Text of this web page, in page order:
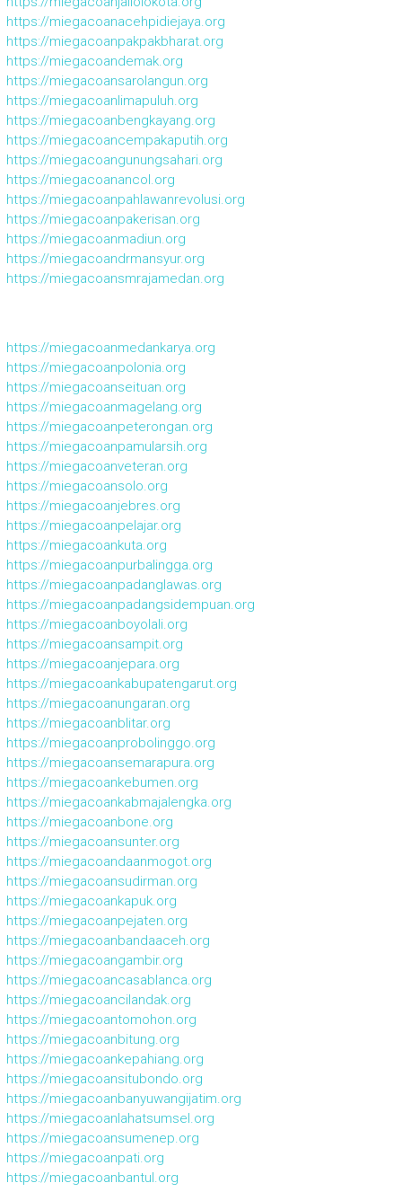
https://miegacoanacehpidiejaya.org
https://miegacoanpakpakbharat.org
https://miegacoandemak.org
https://miegacoansarolangun.org
https://miegacoanlimapuluh.org
https://miegacoanbengkayang.org
https://miegacoancempakaputih.org
https://miegacoangunungsahari.org
https://miegacoanancol.org
https://miegacoanpahlawanrevolusi.org
https://miegacoanpakerisan.org
https://miegacoanmadiun.org
https://miegacoandrmansyur.org
https://miegacoansmrajamedan.org
https://miegacoanmedankarya.org
https://miegacoanpolonia.org
https://miegacoanseituan.org
https://miegacoanmagelang.org
https://miegacoanpeterongan.org
https://miegacoanpamularsih.org
https://miegacoanveteran.org
https://miegacoansolo.org
https://miegacoanjebres.org
https://miegacoanpelajar.org
https://miegacoankuta.org
https://miegacoanpurbalingga.org
https://miegacoanpadanglawas.org
https://miegacoanpadangsidempuan.org
https://miegacoanboyolali.org
https://miegacoansampit.org
https://miegacoanjepara.org
https://miegacoankabupatengarut.org
https://miegacoanungaran.org
https://miegacoanblitar.org
https://miegacoanprobolinggo.org
https://miegacoansemarapura.org
https://miegacoankebumen.org
https://miegacoankabmajalengka.org
https://miegacoanbone.org
https://miegacoansunter.org
https://miegacoandaanmogot.org
https://miegacoansudirman.org
https://miegacoankapuk.org
https://miegacoanpejaten.org
https://miegacoanbandaaceh.org
https://miegacoangambir.org
https://miegacoancasablanca.org
https://miegacoancilandak.org
https://miegacoantomohon.org
https://miegacoanbitung.org
https://miegacoankepahiang.org
https://miegacoansitubondo.org
https://miegacoanbanyuwangijatim.org
https://miegacoanlahatsumsel.org
https://miegacoansumenep.org
https://miegacoanpati.org
https://miegacoanbantul.org